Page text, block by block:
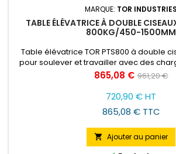
MARQUE: TOR INDUSTRIES
TABLE ÉLÉVATRICE À DOUBLE
800KG/450-1500MM
Table élévatrice TOR PTS800 à double
pour soulever et travailler avec des
convenable pour l'opérateur. Ce
charges de 0,3 à 1 tonne.
Prix
865,08 € Prix
961,20 €
720,90 € HT
865,08 € TTC
 Ajouter au panier